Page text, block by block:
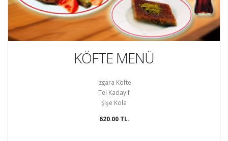
KÖFTE MENÜ
Izgara Köfte
Tel Kadayıf
Şişe Kola
620.00 TL.